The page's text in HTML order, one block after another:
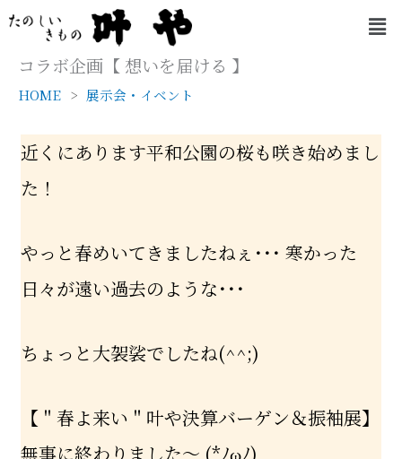
容
メ
ニ
コラボ企画【 想いを届ける 】
HOME 展示会・イベント
近くにあります平和公園の桜も咲き始めまし
た！
やっと春めいてきましたねぇ･･･ 寒かった
日々が遠い過去のような･･･
ちょっと大袈裟でしたね(^^;)
【＂春よ来い＂叶や決算バーゲン＆振袖展】
無事に終わりました～ (*ﾉωﾉ)